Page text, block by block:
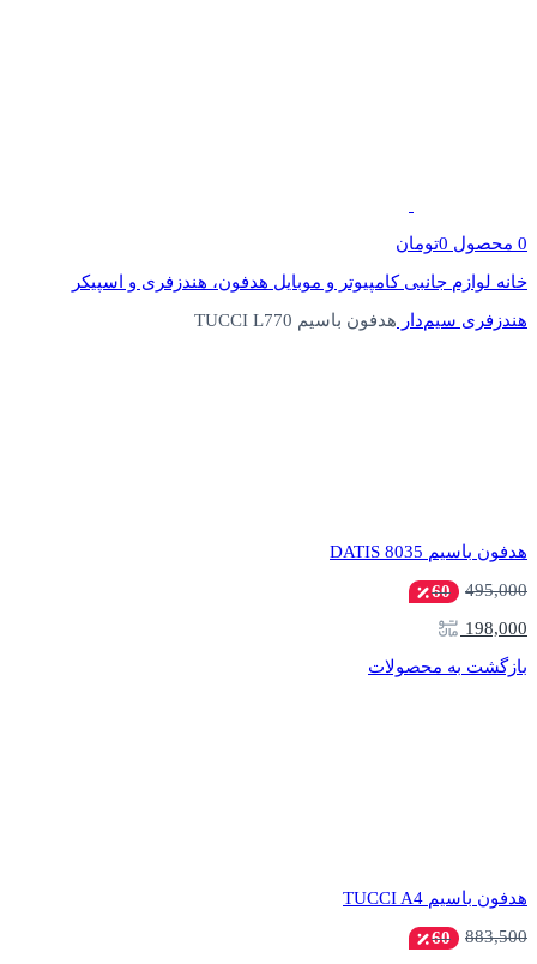
0 محصول 0تومان
خانه لوازم جانبی کامپیوتر و موبایل هدفون، هندزفری و اسپیکر
هندزفری سیم‌دار هدفون باسیم TUCCI L770
هدفون باسیم DATIS 8035
495,000
60
198,000
بازگشت به محصولات
هدفون باسیم TUCCI A4
883,500
60